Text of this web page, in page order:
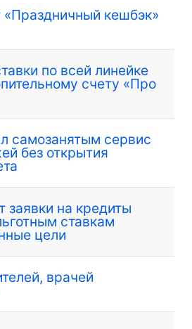
кешбэк»
по всей линейке
счету «Про
самозанятым сервис
без открытия
на кредиты
ставкам
цели
врачей